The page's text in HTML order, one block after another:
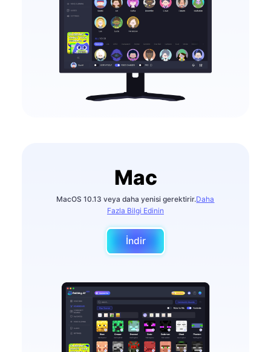
Mac
MacOS 10.13 veya daha yenisi gerektirir.Daha
Fazla Bilgi Edinin
İndir